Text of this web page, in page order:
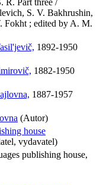
S. V. Bakhrushin,
Fokht ; edited by A. M.
1892-1950
1882-1950
1887-1957
(Autor)
house
vydavatel)
publishing house,